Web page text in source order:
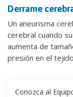
Derrame
Un aneurisma
cerebral cuando
aumenta de
presión en el
Conozca al